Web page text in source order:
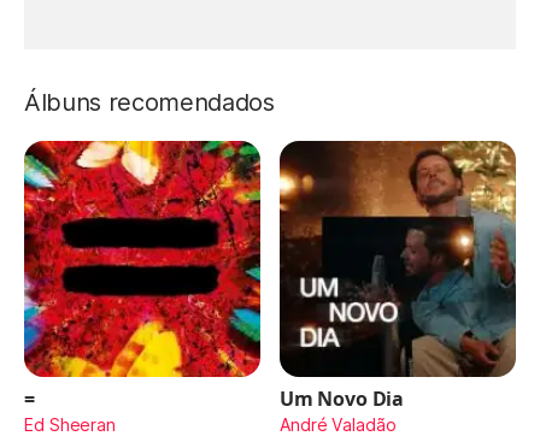
Álbuns recomendados
=
Ed Sheeran
Um Novo Dia
André Valadão